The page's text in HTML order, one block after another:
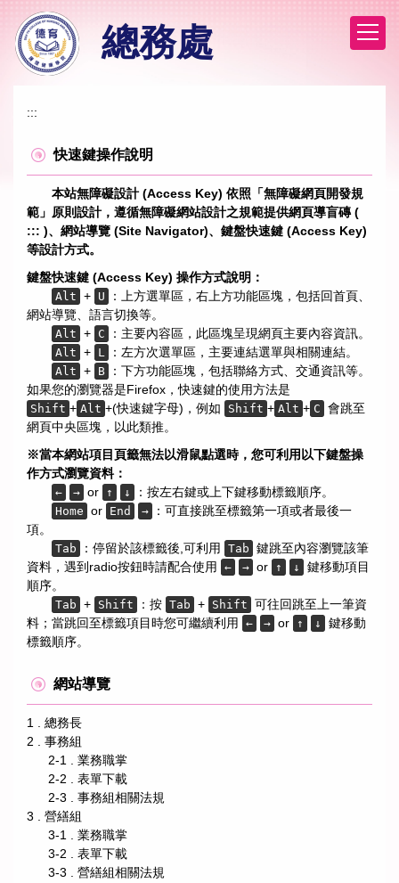
到
主
總務處
:::
快速鍵操作說明
本站無障礙設計 (Access Key) 依照「無障礙網頁開發規
範」原則設計，遵循無障礙網站設計之規範提供網頁導盲磚 (
::: )、網站導覽 (Site Navigator)、鍵盤快速鍵 (Access Key)
等設計方式。
鍵盤快速鍵 (Access Key) 操作方式說明：
Alt + U
：上方選單區，右上方功能區塊，包括回首頁、
網站導覽、語言切換等。
Alt + C ：主要內容區，此區塊呈現網頁主要內容資訊。
Alt + L ：左方次選單區，主要連結選單與相關連結。
Alt + B
：下方功能區塊，包括聯絡方式、交通資訊等。
如果您的瀏覽器是Firefox，快速鍵的使用方法是
Shift + Alt +(快速鍵字母)，例如 Shift + Alt + C 會跳至
網頁中央區塊，以此類推。
※當本網站項目頁籤無法以滑鼠點選時，您可利用以下鍵盤操
作方式瀏覽資料：
← → or ↑ ↓ ：按左右鍵或上下鍵移動標籤順序。
Home or End →
：可直接跳至標籤第一項或者最後一
項。
Tab ：停留於該標籤後,可利用 Tab 鍵跳至內容瀏覽該筆
資料，遇到radio按鈕時請配合使用
← → or ↑ ↓
鍵移動項目
順序。
Tab + Shift ：按 Tab + Shift 可往回跳至上一筆資
料；當跳回至標籤項目時您可繼續利用
← → or ↑ ↓
鍵移動
標籤順序。
網站導覽
1 . 總務長
2 . 事務組
2-1 . 業務職掌
2-2 . 表單下載
2-3 . 事務組相關法規
3 . 營繕組
3-1 . 業務職掌
3-2 . 表單下載
3-3 . 營繕組相關法規